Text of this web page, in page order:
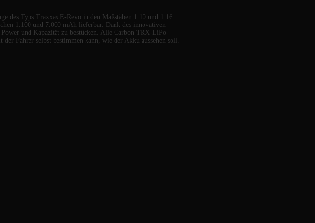
des Typs Traxxas E-Revo in den Maßstäben 1:10 und 1:16
1.100 und 7.000 mAh lieferbar. Dank des innovativen
und Kapazität zu bestücken. Alle Carbon TRX-LiPo-
Fahrer selbst bestimmen kann, wie der Akku aussehen soll.